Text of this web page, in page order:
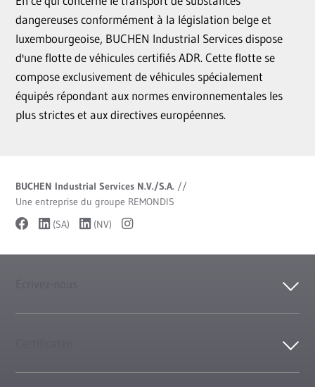
dangereuses conformément à la législation belge et
luxembourgeoise, BUCHEN Industrial Services dispose
d'une flotte de véhicules certifiés ADR. Cette flotte se
compose exclusivement de véhicules spécialement
équipés répondant aux normes environnementales les
plus strictes et aux directives européennes.
BUCHEN Industrial Services N.V./S.A. //
Une entreprise du groupe REMONDIS
(SA)
(NV)